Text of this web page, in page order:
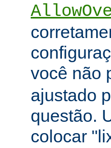
você não
ajustado
questão.
colocar